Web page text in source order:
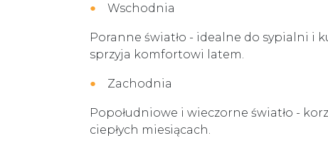
Wschodnia
Poranne światło - idealne do sypialni i
sprzyja komfortowi latem.
Zachodnia
Popołudniowe i wieczorne światło -
ciepłych miesiącach.